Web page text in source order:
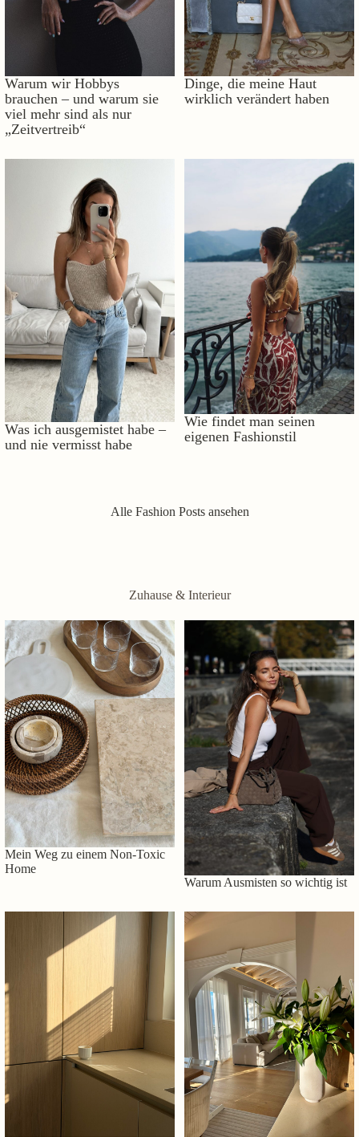
Warum wir Hobbys
brauchen – und warum sie
viel mehr sind als nur
„Zeitvertreib“
Dinge, die meine Haut
wirklich verändert haben
Was ich ausgemistet habe –
und nie vermisst habe
Wie findet man seinen
eigenen Fashionstil
Alle Fashion Posts ansehen
Zuhause & Interieur
Mein Weg zu einem Non-Toxic
Home
Warum Ausmisten so wichtig ist